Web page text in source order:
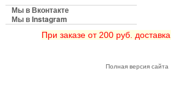
Мы в Вконтакте
Мы в Instagram
При заказе от 200 руб.
Полная версия сайта